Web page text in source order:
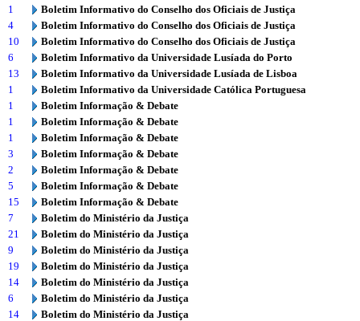
1
Boletim Informativo do Conselho dos Oficiais de Justiça
4
Boletim Informativo do Conselho dos Oficiais de Justiça
10
Boletim Informativo do Conselho dos Oficiais de Justiça
6
Boletim Informativo da Universidade Lusíada do Porto
13
Boletim Informativo da Universidade Lusíada de Lisboa
1
Boletim Informativo da Universidade Católica Portuguesa
1
Boletim Informação & Debate
1
Boletim Informação & Debate
1
Boletim Informação & Debate
3
Boletim Informação & Debate
2
Boletim Informação & Debate
5
Boletim Informação & Debate
15
Boletim Informação & Debate
7
Boletim do Ministério da Justiça
21
Boletim do Ministério da Justiça
9
Boletim do Ministério da Justiça
19
Boletim do Ministério da Justiça
14
Boletim do Ministério da Justiça
6
Boletim do Ministério da Justiça
14
Boletim do Ministério da Justiça